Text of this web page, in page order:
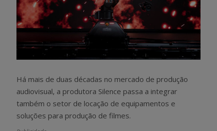
Há mais de duas décadas no mercado de produção
audiovisual, a produtora Silence passa a integrar
também o setor de locação de equipamentos e
soluções para produção de filmes.